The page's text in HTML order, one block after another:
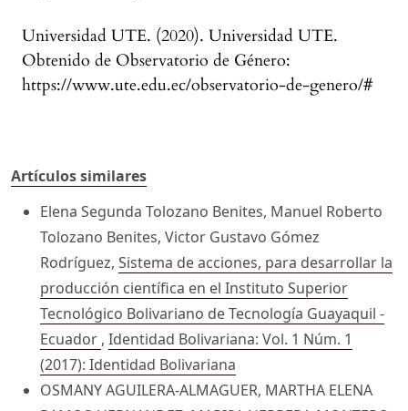
Universidad UTE. (2020). Universidad UTE.
Obtenido de Observatorio de Género:
https://www.ute.edu.ec/observatorio-de-genero/#
Artículos similares
Elena Segunda Tolozano Benites, Manuel Roberto
Tolozano Benites, Victor Gustavo Gómez
Rodríguez, Sistema de acciones, para desarrollar la
producción científica en el Instituto Superior
Tecnológico Bolivariano de Tecnología Guayaquil -
Ecuador , Identidad Bolivariana: Vol. 1 Núm. 1
(2017): Identidad Bolivariana
OSMANY AGUILERA-ALMAGUER, MARTHA ELENA